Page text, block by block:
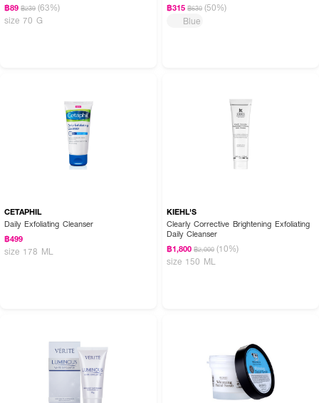
฿89 ฿239 (63%)
size 70 G
฿315 ฿630 (50%)
Blue
CETAPHIL
Daily Exfoliating Cleanser
฿499
size 178 ML
KIEHL'S
Clearly Corrective Brightening Exfoliating
Daily Cleanser
฿1,800 ฿2,000 (10%)
size 150 ML